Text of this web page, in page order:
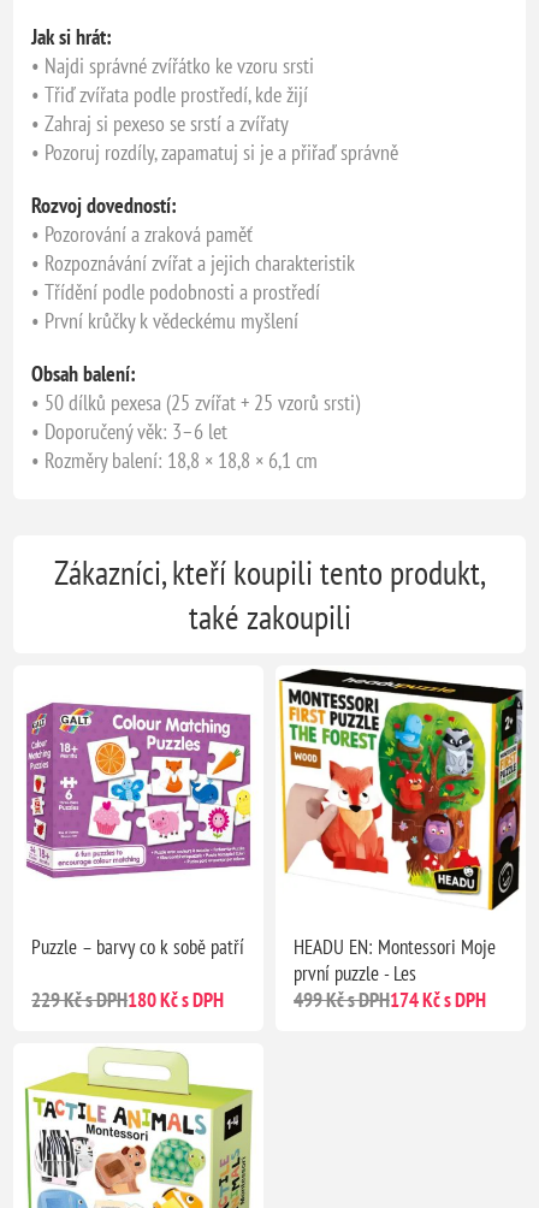
Jak si hrát:
• Najdi správné zvířátko ke vzoru srsti
• Třiď zvířata podle prostředí, kde žijí
• Zahraj si pexeso se srstí a zvířaty
• Pozoruj rozdíly, zapamatuj si je a přiřaď správně
Rozvoj dovedností:
• Pozorování a zraková paměť
• Rozpoznávání zvířat a jejich charakteristik
• Třídění podle podobnosti a prostředí
• První krůčky k vědeckému myšlení
Obsah balení:
• 50 dílků pexesa (25 zvířat + 25 vzorů srsti)
• Doporučený věk: 3–6 let
• Rozměry balení: 18,8 × 18,8 × 6,1 cm
Zákazníci, kteří koupili tento produkt,
také zakoupili
Puzzle – barvy co k sobě patří
229 Kč s DPH180 Kč s DPH
HEADU EN: Montessori Moje
první puzzle - Les
499 Kč s DPH174 Kč s DPH